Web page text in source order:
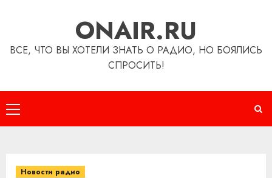
ONAIR.RU
ВСЕ, ЧТО ВЫ ХОТЕЛИ ЗНАТЬ О РАДИО, НО БОЯЛИСЬ
СПРОСИТЬ!
Основное
меню
Новости радио